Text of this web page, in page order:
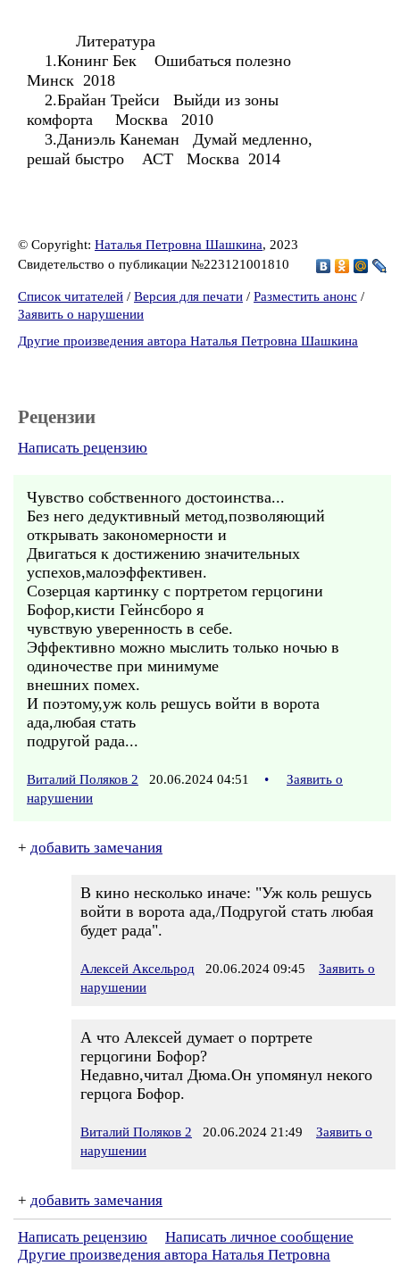
Литература
1.Конинг Бек Ошибаться полезно
Минск 2018
2.Брайан Трейси Выйди из зоны
комфорта Москва 2010
3.Даниэль Канеман Думай медленно,
решай быстро АСТ Москва 2014
© Copyright: Наталья Петровна Шашкина, 2023
Свидетельство о публикации №223121001810
Список читателей / Версия для печати / Разместить анонс /
Заявить о нарушении
Другие произведения автора Наталья Петровна Шашкина
Рецензии
Написать рецензию
Чувство собственного достоинства...
Без него дедуктивный метод,позволяющий
открывать закономерности и
Двигаться к достижению значительных
успехов,малоэффективен.
Созерцая картинку с портретом герцогини
Бофор,кисти Гейнсборо я
чувствую уверенность в себе.
Эффективно можно мыслить только ночью в
одиночестве при минимуме
внешних помех.
И поэтому,уж коль решусь войти в ворота
ада,любая стать
подругой рада...
Виталий Поляков 2 20.06.2024 04:51 •
Заявить о
нарушении
+ добавить замечания
В кино несколько иначе: "Уж коль решусь
войти в ворота ада,/Подругой стать любая
будет рада".
Алексей Аксельрод 20.06.2024 09:45
Заявить о
нарушении
А что Алексей думает о портрете
герцогини Бофор?
Недавно,читал Дюма.Он упомянул некого
герцога Бофор.
Виталий Поляков 2 20.06.2024 21:49
Заявить о
нарушении
+ добавить замечания
Написать рецензию
Написать личное сообщение
Другие произведения автора Наталья Петровна